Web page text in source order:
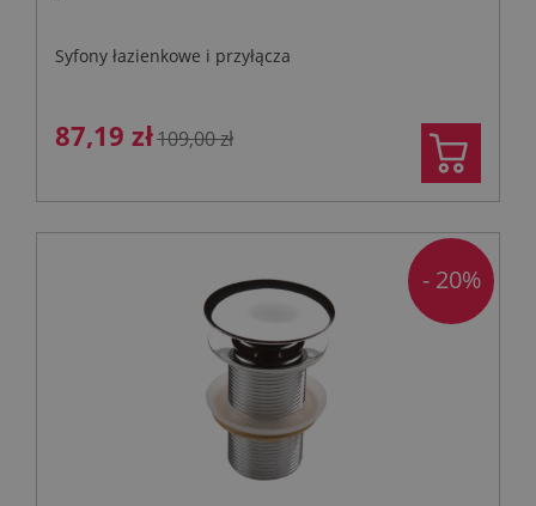
Syfony łazienkowe i przyłącza
87,19 zł109,00 zł
- 20%